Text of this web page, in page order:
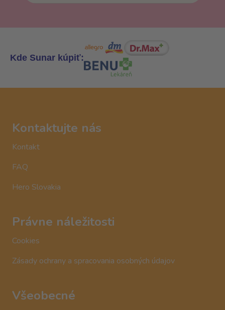
Kde Sunar kúpiť:
Kontaktujte nás
Kontakt
FAQ
Hero Slovakia
Právne náležitosti
Cookies
Zásady ochrany a spracovania osobných údajov
Všeobecné